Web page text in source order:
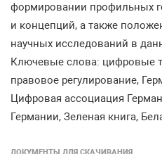
формировании профильных
и концепций, а также
научных исследований в
Ключевые слова: цифровые
правовое регулирование,
Цифровая ассоциация
Германии, Зеленая книга,